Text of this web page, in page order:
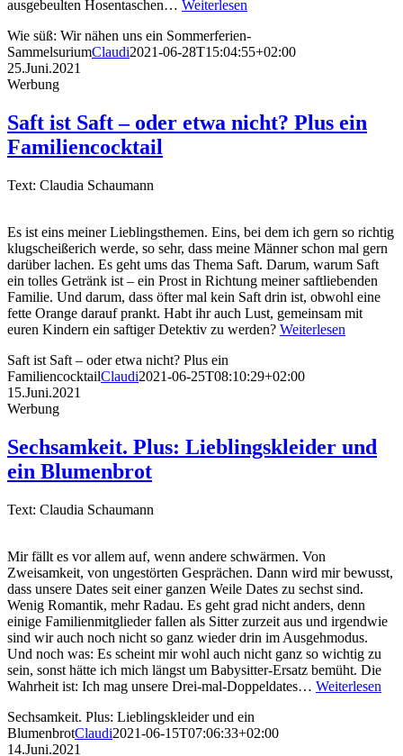
ausgebeulten Hosentaschen… Weiterlesen
Wie süß: Wir nähen uns ein Sommerferien-
SammelsuriumClaudi2021-06-28T15:04:55+02:00
25.Juni.2021
Werbung
Saft ist Saft – oder etwa nicht? Plus ein
Familiencocktail
Text: Claudia Schaumann
Es ist eins meiner Lieblingsthemen. Eins, bei dem ich gern so richtig
klugscheißerich werde, so sehr, dass meine Männer schon mal gern
darüber lachen. Es geht ums das Thema Saft. Darum, warum Saft
ein tolles Getränk ist – ein Prost in Richtung meiner saftliebenden
Familie. Und darum, dass öfter mal kein Saft drin ist, obwohl eine
fette Orange darauf prankt. Habt ihr auch Lust, gemeinsam mit
euren Kindern ein saftiger Detektiv zu werden? Weiterlesen
Saft ist Saft – oder etwa nicht? Plus ein
FamiliencocktailClaudi2021-06-25T08:10:29+02:00
15.Juni.2021
Werbung
Sechsamkeit. Plus: Lieblingskleider und
ein Blumenbrot
Text: Claudia Schaumann
Mir fällt es vor allem auf, wenn andere schwärmen. Von
Zweisamkeit, von ungestörten Gesprächen. Dann wird mir bewusst,
dass unsere Dates seit einer ganzen Weile Dates zu sechst sind.
Wenig Romantik, mehr Radau. Es geht grad nicht anders, denn
einige Familienmitglieder fallen als Sitter zurzeit aus und irgendwie
sind wir auch noch nicht so ganz wieder drin im Ausgehmodus.
Und noch was: Es scheint mir wohl auch nicht ganz so wichtig zu
sein, sonst hätte ich mich längst um Babysitter-Ersatz bemüht. Die
Wahrheit ist: Ich mag unsere Drei-mal-Doppeldates… Weiterlesen
Sechsamkeit. Plus: Lieblingskleider und ein
BlumenbrotClaudi2021-06-15T07:06:33+02:00
14.Juni.2021